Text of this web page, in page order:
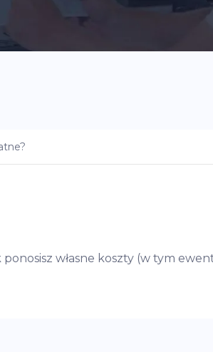
ponosisz własne koszty (w tym